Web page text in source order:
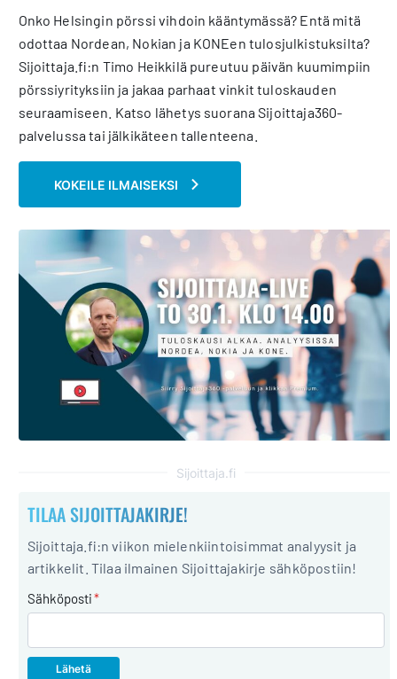
Onko Helsingin pörssi vihdoin kääntymässä? Entä mitä
odottaa Nordean, Nokian ja KONEen tulosjulkistuksilta?
Sijoittaja.fi:n Timo Heikkilä pureutuu päivän kuumimpiin
pörssiyrityksiin ja jakaa parhaat vinkit tuloskauden
seuraamiseen. Katso lähetys suorana Sijoittaja360-
palvelussa tai jälkikäteen tallenteena.
KOKEILE ILMAISEKSI
Sijoittaja.fi
TILAA SIJOITTAJAKIRJE!
Sijoittaja.fi:n viikon mielenkiintoisimmat analyysit ja
artikkelit. Tilaa ilmainen Sijoittajakirje sähköpostiin!
Sähköposti*